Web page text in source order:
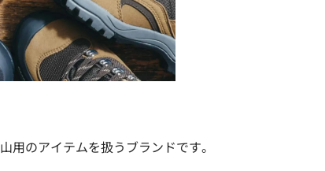
のアイテムを扱うブランドです。